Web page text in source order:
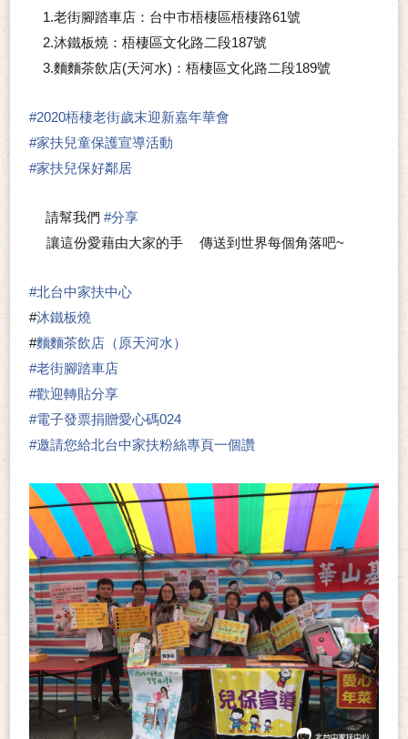
1.老街腳踏車店：台中市梧棲區梧棲路61號
2.沐鐵板燒：梧棲區文化路二段187號
3.麵麵茶飲店(天河水)：梧棲區文化路二段189號
#2020梧棲老街歲末迎新嘉年華會
#家扶兒童保護宣導活動
#家扶兒保好鄰居
請幫我們 #分享
讓這份愛藉由大家的手 🖐傳送到世界每個角落吧~
#北台中家扶中心
#沐鐵板燒
#麵麵茶飲店（原天河水）
#老街腳踏車店
#歡迎轉貼分享
#電子發票捐贈愛心碼024
#邀請您給北台中家扶粉絲專頁一個讚